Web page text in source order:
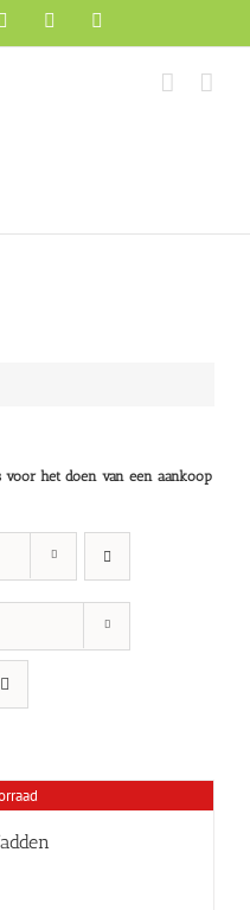
InstagramPinterest
het doen van een aankoop